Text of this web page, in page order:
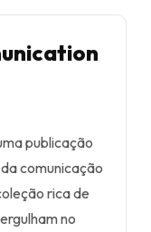
publicação
comunicação
rica de
no